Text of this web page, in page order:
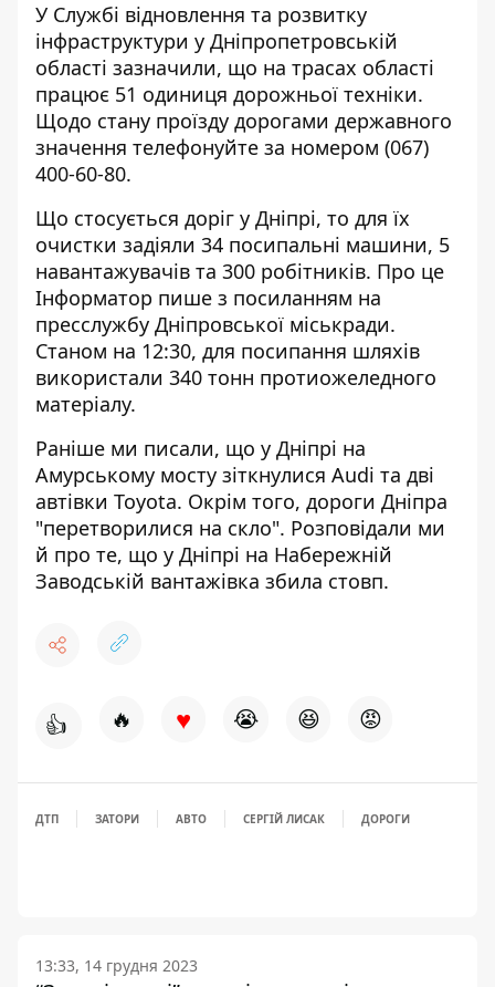
У Службі відновлення та розвитку
інфраструктури у Дніпропетровській
області зазначили, що на трасах області
працює 51 одиниця дорожньої техніки.
Щодо стану проїзду дорогами державного
значення телефонуйте за номером (067)
400-60-80.
Що стосується доріг у Дніпрі, то для їх
очистки задіяли 34 посипальні машини, 5
навантажувачів та 300 робітників. Про це
Інформатор пише з посиланням на
пресслужбу Дніпровської міськради.
Станом на 12:30, для посипання шляхів
використали 340 тонн протиожеледного
матеріалу.
Раніше ми писали, що у Дніпрі на
Амурському мосту зіткнулися Audi та дві
автівки Toyota. Окрім того, дороги Дніпра
"перетворилися на скло". Розповідали ми
й про те, що у Дніпрі на Набережній
Заводській вантажівка збила стовп.
👍 🔥 ♥ 😭 😆 😡
ДТП ЗАТОРИ АВТО СЕРГІЙ ЛИСАК ДОРОГИ
13:33, 14 грудня 2023